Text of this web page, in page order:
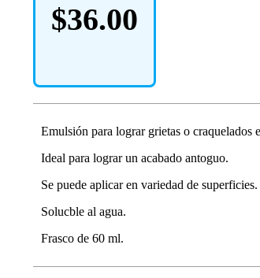
$36.00
Emulsión para lograr grietas o craquelados
Ideal para lograr un acabado antoguo.
Se puede aplicar en variedad de superficies.
Solucble al agua.
Frasco de 60 ml.